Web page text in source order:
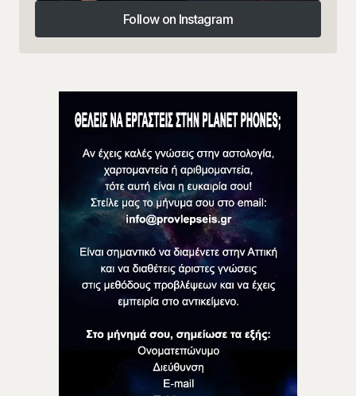
Follow on Instagram
Follow on Instagram